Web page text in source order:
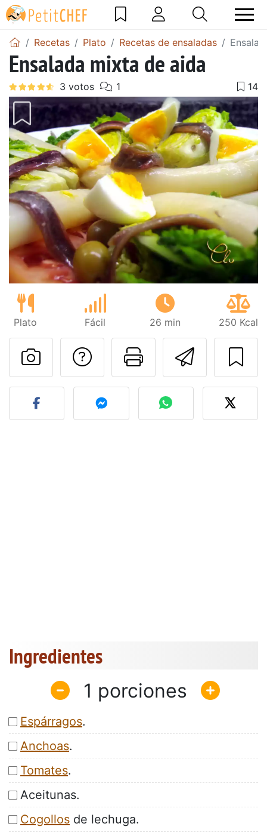
Recetas Plato Recetas de ensaladas
Ensalada mixta de aida
Plato Fácil 26 min 250 Kcal
Imprimir
Preguntar al autor
Publicar la foto de esta
Ingredientes
1
Espárragos.
Anchoas.
Tomates.
Aceitunas.
Cogollos de lechuga.